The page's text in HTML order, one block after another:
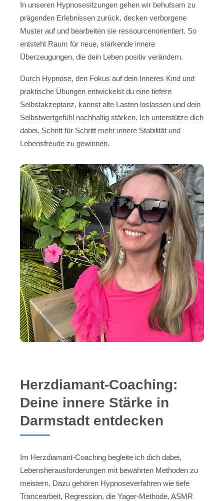
In unseren Hypnosesitzungen gehen wir behutsam zu
prägenden Erlebnissen zurück, decken verborgene
Muster auf und bearbeiten sie ressourcenorientiert. So
entsteht Raum für neue, stärkende innere
Überzeugungen, die dein Leben positiv verändern.
Durch Hypnose, den Fokus auf dein Inneres Kind und
praktische Übungen entwickelst du eine tiefere
Selbstakzeptanz, kannst alte Lasten loslassen und dein
Selbstwertgefühl nachhaltig stärken. Ich unterstütze dich
dabei, Schritt für Schritt mehr innere Stabilität und
Lebensfreude zu gewinnen.
Herzdiamant-Coaching:
Deine innere Stärke in
Darmstadt entdecken
Im Herzdiamant-Coaching begleite ich dich dabei,
Lebensherausforderungen mit bewährten Methoden zu
meistern. Dazu gehören Hypnoseverfahren wie tiefe
Trancearbeit, Regression, die Yager-Methode, ASMR